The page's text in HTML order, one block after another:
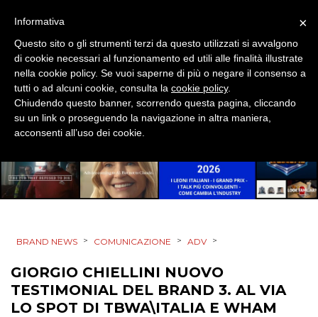
PREVISIONI/SCENARI
NORMATIVE
TREND
CASE HISTORY
BRAND NEWS > COMUNICAZIONE > ADV >
GIORGIO CHIELLINI NUOVO
TESTIMONIAL DEL BRAND 3. AL VIA
LO SPOT DI TBWA\ITALIA E WHAM
×
Informativa
Questo sito o gli strumenti terzi da questo utilizzati si avvalgono
di cookie necessari al funzionamento ed utili alle finalità illustrate
nella cookie policy. Se vuoi saperne di più o negare il consenso a
tutti o ad alcuni cookie, consulta la cookie policy.
Chiudendo questo banner, scorrendo questa pagina, cliccando
su un link o proseguendo la navigazione in altra maniera,
acconsenti all’uso dei cookie.